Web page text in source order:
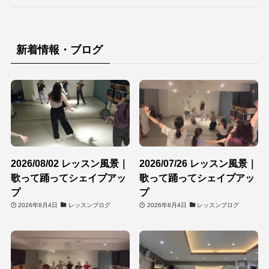
新着情報・ブログ
2026/08/02 レッスン風景｜
歌って踊ってシェイプアッ
プ
2026年8月4日 レッスンブログ
2026/07/26 レッスン風景｜
歌って踊ってシェイプアッ
プ
2026年8月4日 レッスンブログ